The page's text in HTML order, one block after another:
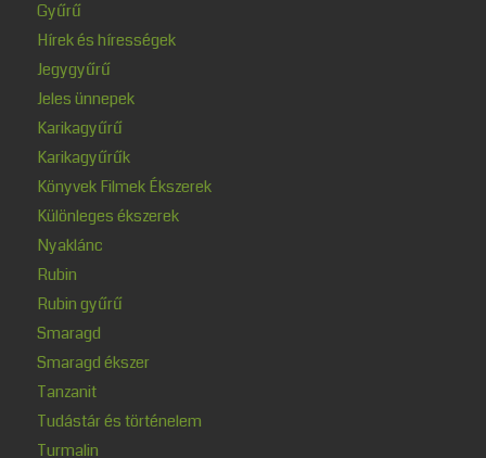
Gyűrű
Hírek és hírességek
Jegygyűrű
Jeles ünnepek
Karikagyűrű
Karikagyűrűk
Könyvek Filmek Ékszerek
Különleges ékszerek
Nyaklánc
Rubin
Rubin gyűrű
Smaragd
Smaragd ékszer
Tanzanit
Tudástár és történelem
Turmalin